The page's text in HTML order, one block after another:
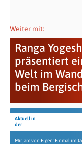
Weiter mit:
Ranga
präsentiert
Welt im
beim
Aktuell in
der
Mirjam von Eigen: Einmal im